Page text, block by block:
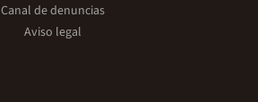
Canal de denuncias
Aviso legal